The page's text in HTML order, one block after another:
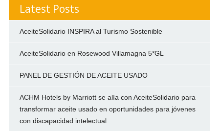
Latest Posts
AceiteSolidario INSPIRA al Turismo Sostenible
AceiteSolidario en Rosewood Villamagna 5*GL
PANEL DE GESTIÓN DE ACEITE USADO
ACHM Hotels by Marriott se alía con AceiteSolidario para
transformar aceite usado en oportunidades para jóvenes
con discapacidad intelectual